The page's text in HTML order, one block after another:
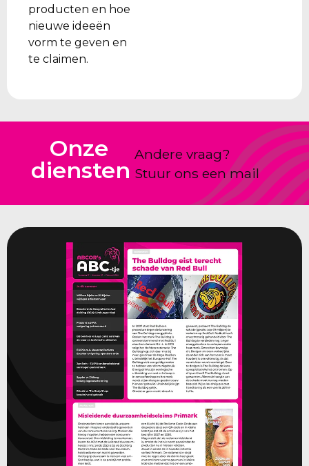
producten en hoe
nieuwe ideeën
vorm te geven en
te claimen.
Onze
diensten
Andere vraag?
Stuur ons een mail